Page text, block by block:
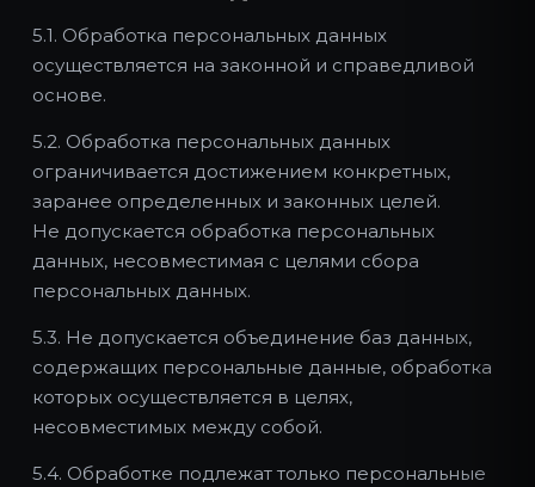
5.1. Обработка персональных данных
осуществляется на законной и справедливой
основе.
5.2. Обработка персональных данных
ограничивается достижением конкретных,
заранее определенных и законных целей.
Не допускается обработка персональных
данных, несовместимая с целями сбора
персональных данных.
5.3. Не допускается объединение баз данных,
содержащих персональные данные, обработка
которых осуществляется в целях,
несовместимых между собой.
5.4. Обработке подлежат только персональные